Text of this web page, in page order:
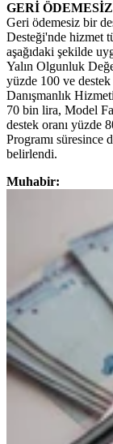
GERİ ÖDEMESİZ
Geri ödemesiz bir
Desteği'nde hizmet
aşağıdaki şekilde
Yalın Olgunluk
yüzde 100 ve
Danışmanlık
70 bin lira, Model
destek oranı yüzde
Programı süresince
belirlendi.
Muhabir: